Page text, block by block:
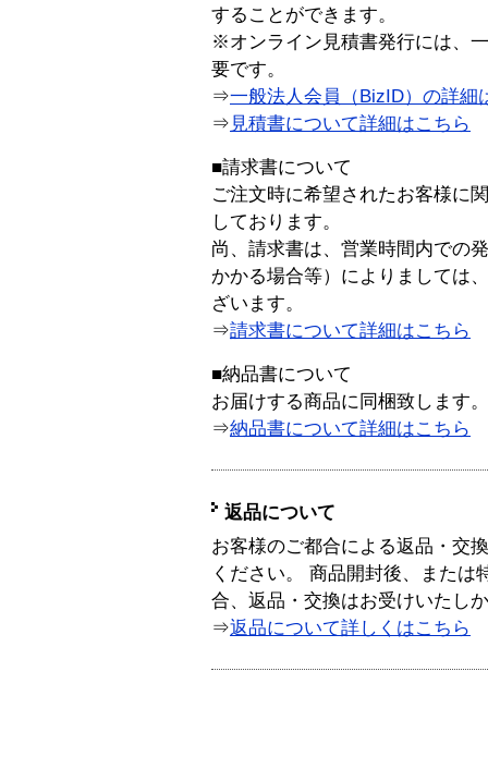
することができます。
※オンライン見積書発行には、
要です。
⇒一般法人会員（BizID）の詳細
⇒ 見積書について詳細はこちら
■請求書について
ご注文時に希望されたお客様に
しております。
尚、請求書は、営業時間内での
かかる場合等）によりましては
ざいます。
⇒請求書について詳細はこちら
■納品書について
お届けする商品に同梱致します。
⇒納品書について詳細はこちら
返品について
お客様のご都合による返品・交
ください。 商品開封後、または
合、返品・交換はお受けいたし
⇒返品について詳しくはこちら